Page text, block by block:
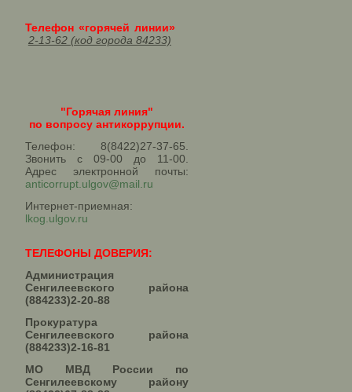
Телефон «горячей линии»
2-13-62 (код города 84233)
"Горячая линия"
по вопросу антикоррупции.
Телефон: 8(8422)27-37-65.
Звонить с 09-00 до 11-00.
Адрес электронной почты:
anticorrupt.ulgov@mail.ru
Интернет-приемная:
lkog.ulgov.ru
ТЕЛЕФОНЫ ДОВЕРИЯ:
Администрация
Сенгилеевского района
(884233)2-20-88
Прокуратура
Сенгилеевского района
(884233)2-16-81
МО МВД России по
Сенгилеевскому району